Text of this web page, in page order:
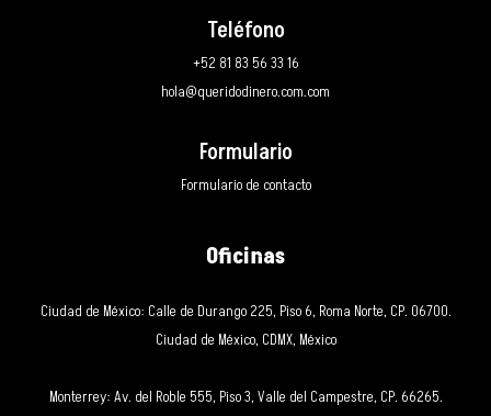
Teléfono
+52 81 83 56 33 16
hola@queridodinero.com.com
Formulario
Formulario de contacto
Oficinas
Ciudad de México: Calle de Durango 225, Piso 6, Roma Norte, CP. 06700.
Ciudad de México, CDMX, México
Monterrey: Av. del Roble 555, Piso 3, Valle del Campestre, CP. 66265.